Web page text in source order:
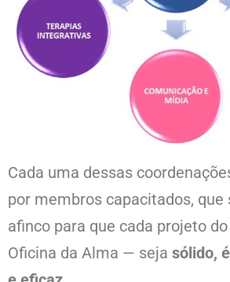
Cada uma dessas
por membros capacitados, que
afinco para que cada projeto
Oficina da Alma — seja sólido,